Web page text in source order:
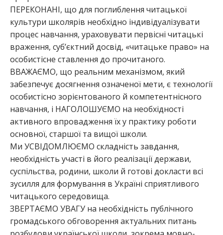
ПЕРЕКОНАНІ, що для поглиблення читацької
культури школярів необхідно індивідуалізувати
процес навчання, ураховувати первісні читацькі
враження, суб’єктний досвід, «читацьке право» на
особистісне ставлення до прочитаного.
ВВАЖАЄМО, що реальним механізмом, який
забезпечує досягнення означеної мети, є технології
особистісно зорієнтованого й компетентнісного
навчання, і НАГОЛОШУЄМО на необхідності
активного впровадження їх у практику роботи
основної, старшої та вищої школи.
Ми УСВІДОМЛЮЄМО складність завдання,
необхідність участі в його реалізації держави,
суспільства, родини, школи й готові докласти всі
зусилля для формування в Україні сприятливого
читацького середовища.
ЗВЕРТАЄМО УВАГУ на необхідність публічного
громадського обговорення актуальних питань